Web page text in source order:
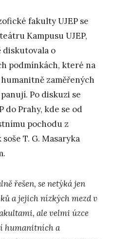
fakulty UJEP se
Kampusu UJEP,
diskutovala o
podmínkách, které na
zaměřených
Po diskuzi se
do Prahy, kde se od
pochodu z
T. G. Masaryka
řešen, se netýká jen
a jejich nízkých mezd v
ale velmi úzce
humanitních a